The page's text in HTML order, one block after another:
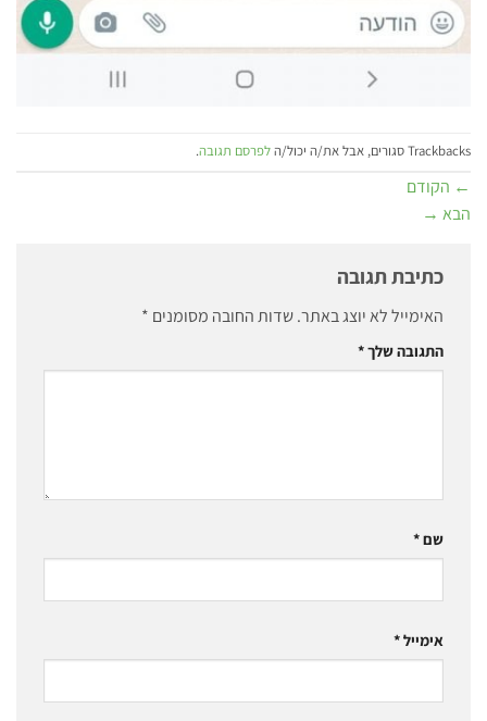
Trackbacks סגורים, אבל את/ה יכול/ה לפרסם תגובה.
← הקודם
הבא →
כתיבת תגובה
האימייל לא יוצג באתר.שדות החובה מסומנים *
התגובה שלך*
שם*
אימייל*